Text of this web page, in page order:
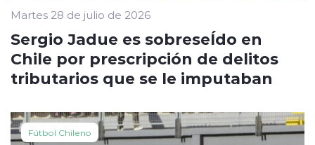
Martes 28 de julio de 2026
Sergio Jadue es sobreseÍdo en
Chile por prescripción de delitos
tributarios que se le imputaban
Fútbol Chileno